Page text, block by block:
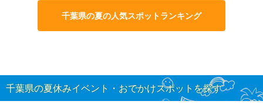
千葉県の夏の人気スポットランキング
千葉県の夏休みイベント・おでかけスポットを探す